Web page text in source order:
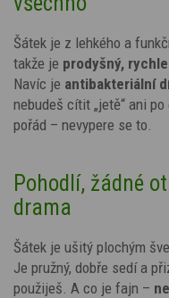
Šátek je z lehkého a
takže je prodyšný,
Navíc je antibakteriální
nebudeš cítit „jetě“ ani
pořád – nevypere se to.
Pohodlí, žádné
drama
Šátek je ušitý plochým
Je pružný, dobře sedí a
použiješ. A co je fajn –